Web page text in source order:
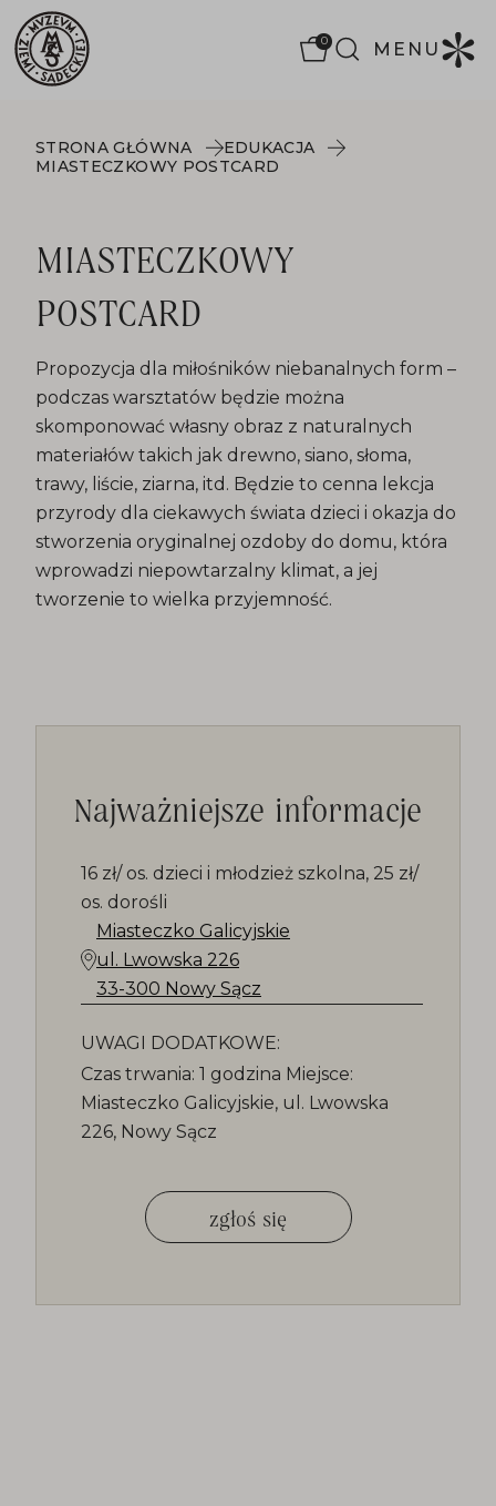
0 MENU
STRONA GŁÓWNA
EDUKACJA
MIASTECZKOWY POSTCARD
MIASTECZKOWY
POSTCARD
Propozycja dla miłośników niebanalnych form –
podczas warsztatów będzie można
skomponować własny obraz z naturalnych
materiałów takich jak drewno, siano, słoma,
trawy, liście, ziarna, itd. Będzie to cenna lekcja
przyrody dla ciekawych świata dzieci i okazja do
stworzenia oryginalnej ozdoby do domu, która
wprowadzi niepowtarzalny klimat, a jej
tworzenie to wielka przyjemność.
Najważniejsze informacje
16 zł/ os. dzieci i młodzież szkolna, 25 zł/
os. dorośli
Miasteczko Galicyjskie
ul. Lwowska 226
33-300 Nowy Sącz
UWAGI DODATKOWE:
Czas trwania: 1 godzina Miejsce:
Miasteczko Galicyjskie, ul. Lwowska
226, Nowy Sącz
zgłoś się